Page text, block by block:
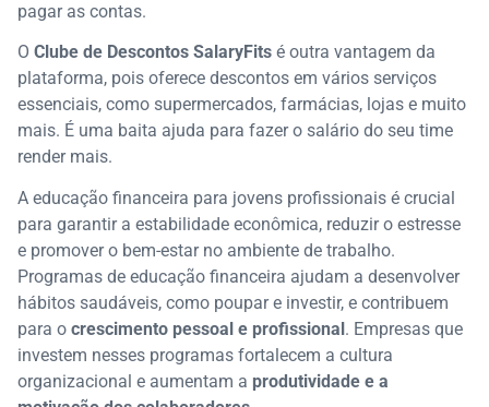
pagar as contas.
O Clube de Descontos SalaryFits é outra vantagem da
plataforma, pois oferece descontos em vários serviços
essenciais, como supermercados, farmácias, lojas e muito
mais. É uma baita ajuda para fazer o salário do seu time
render mais.
A educação financeira para jovens profissionais é crucial
para garantir a estabilidade econômica, reduzir o estresse
e promover o bem-estar no ambiente de trabalho.
Programas de educação financeira ajudam a desenvolver
hábitos saudáveis, como poupar e investir, e contribuem
para o crescimento pessoal e profissional. Empresas que
investem nesses programas fortalecem a cultura
organizacional e aumentam a produtividade e a